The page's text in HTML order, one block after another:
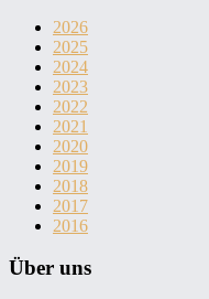
2026
2025
2024
2023
2022
2021
2020
2019
2018
2017
2016
Über uns